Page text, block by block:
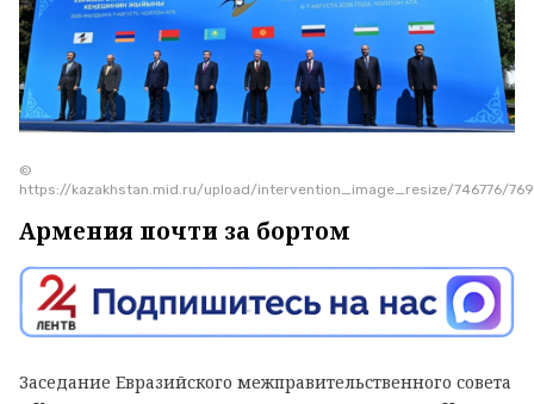
©
https://kazakhstan.mid.ru/upload/intervention_image_resize/746776/
Армения почти за бортом
Заседание Евразийского межправительственного совета